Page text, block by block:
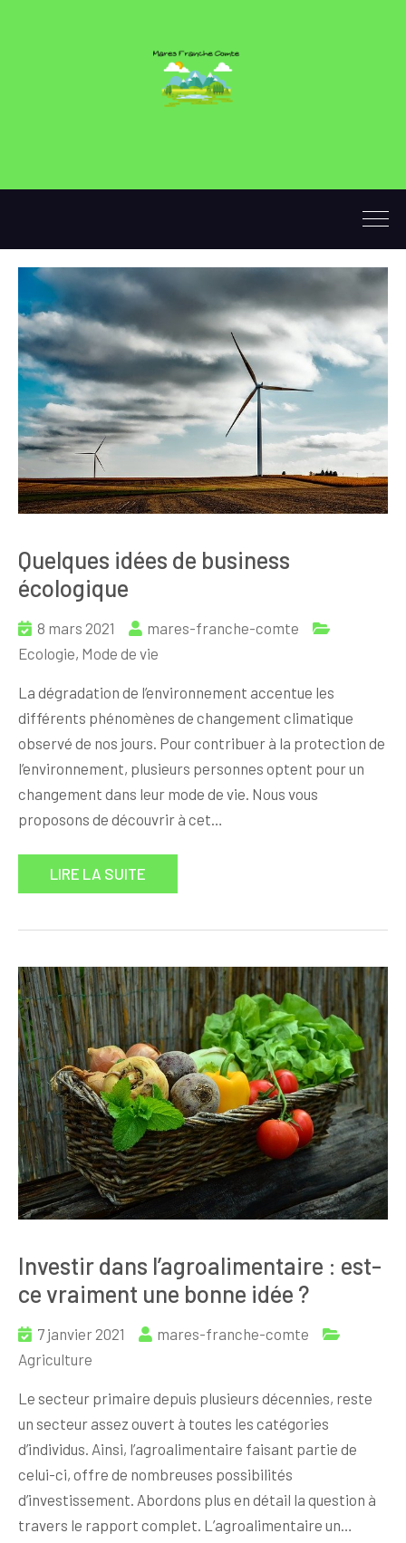
Quelques idées de business
écologique
8 mars 2021
mares-franche-comte
Ecologie, Mode de vie
La dégradation de l’environnement accentue les
différents phénomènes de changement climatique
observé de nos jours. Pour contribuer à la protection de
l’environnement, plusieurs personnes optent pour un
changement dans leur mode de vie. Nous vous
proposons de découvrir à cet…
LIRE LA SUITE
Investir dans l’agroalimentaire : est-
ce vraiment une bonne idée ?
7 janvier 2021
mares-franche-comte
Agriculture
Le secteur primaire depuis plusieurs décennies, reste
un secteur assez ouvert à toutes les catégories
d’individus. Ainsi, l’agroalimentaire faisant partie de
celui-ci, offre de nombreuses possibilités
d’investissement. Abordons plus en détail la question à
travers le rapport complet. L’agroalimentaire un…